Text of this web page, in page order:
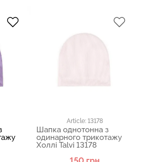
Article: 13178
Шапка однотонна з
одинарного трикотажу
Холлі Talvi 13178